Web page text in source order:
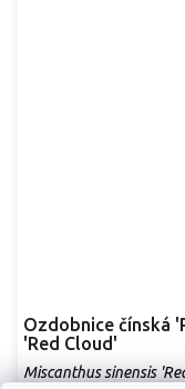
Ozdobnice čínská
'Red Cloud'
Miscanthus sinensis